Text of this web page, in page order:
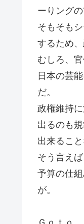
ーりング
そもそも
するため
むしろ、
日本の芸
だ。
政権維持
出るのも
出来るこ
そう言え
予算の仕
が。